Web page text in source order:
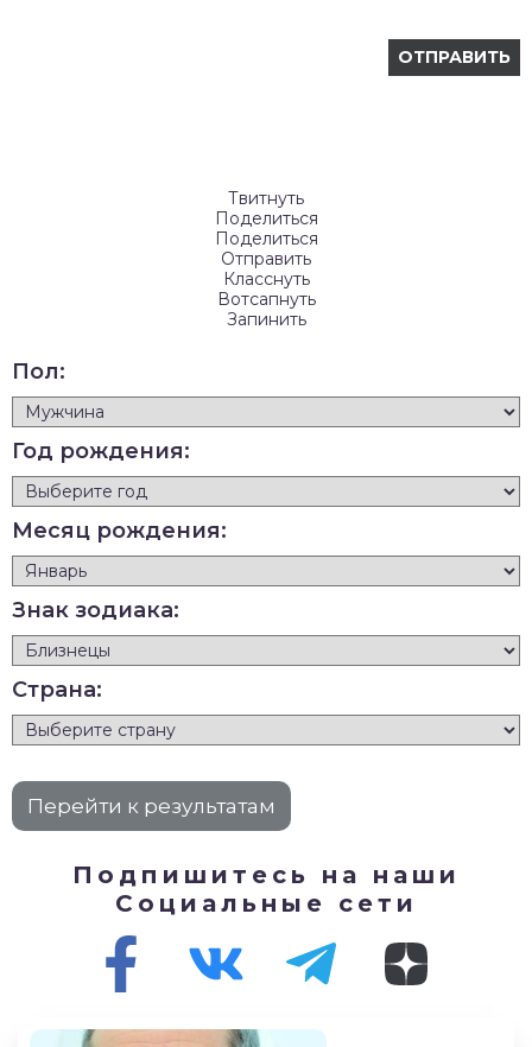
Твитнуть
Поделиться
Поделиться
Отправить
Класснуть
Вотсапнуть
Запинить
Пол:
Год рождения:
Месяц рождения:
Знак зодиака:
Страна:
Подпишитесь на наши
Социальные сети